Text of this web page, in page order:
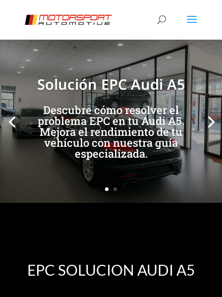
Solución EPC Audi A5
Descubre cómo resolver el
problema EPC en tu Audi A5.
Mejora el rendimiento de tu
vehículo con nuestra guía
especializada.
[/et_pb_slide] [/et_pb_slide]
EPC SOLUCION AUDI A5